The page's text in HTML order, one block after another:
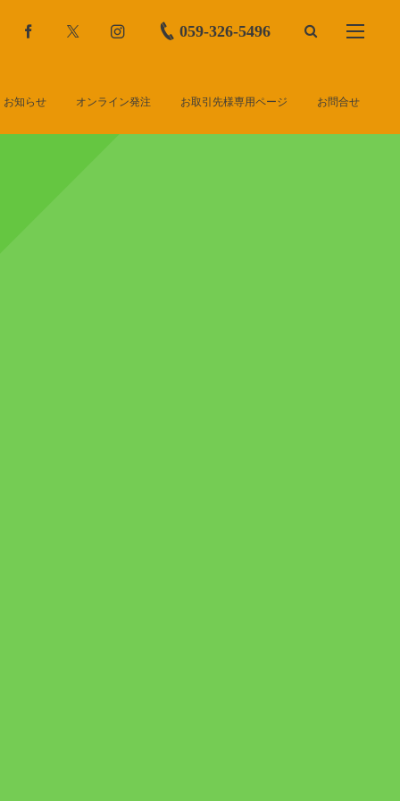
059-326-5496
お知らせ オンライン発注 お取引先様専用ページ お問合せ